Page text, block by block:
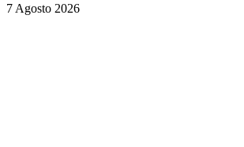
7 Agosto 2026